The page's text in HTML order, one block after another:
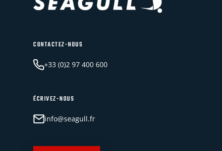
CONTACTEZ-NOUS
+33 (0)2 97 400 600
ÉCRIVEZ-NOUS
info@seagull.fr